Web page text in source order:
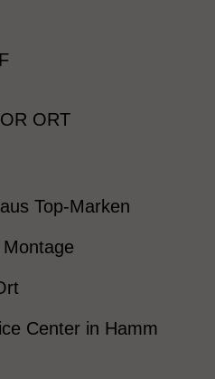
ORT
Top-Marken
Center in Hamm